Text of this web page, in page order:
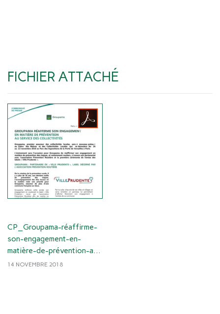
FICHIER ATTACHÉ
CP_Groupama-réaffirme-
son-engagement-en-
matière-de-prévention-au-
service-des-
14 NOVEMBRE 2018